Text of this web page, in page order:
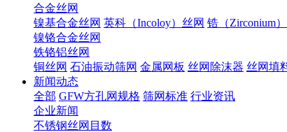
合金丝网
镍基合金丝网 英科（Incoloy）丝网 锆（Zirconium
镍铬合金丝网
铁铬铝丝网
铜丝网 石油振动筛网 金属网板 丝网除沫器 丝网填
新闻动态
全部 GFW方孔网规格 筛网标准 行业资讯
企业新闻
不锈钢丝网目数